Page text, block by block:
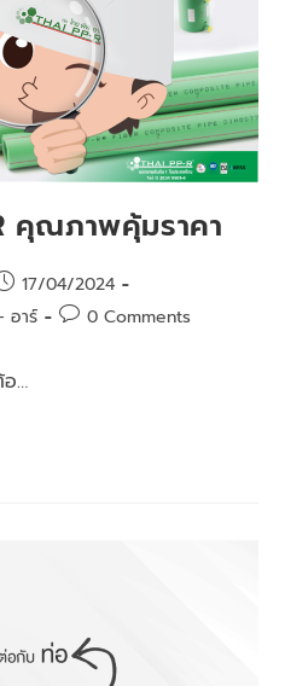
คุณภาพคุ้มราคา
17/04/2024
อาร์
0 Comments
…